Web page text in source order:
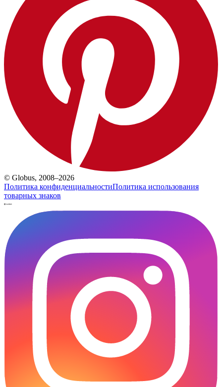
© Globus, 2008–2026
Политика конфиденциальностиПолитика использования
товарных знаков